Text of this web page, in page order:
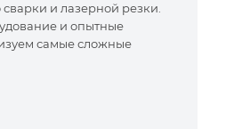
сварки и лазерной резки.
и опытные
самые сложные